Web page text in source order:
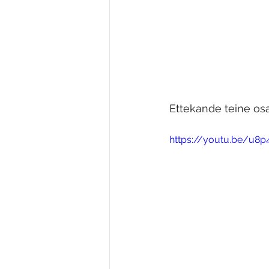
Ettekande teine
https://youtu.be/